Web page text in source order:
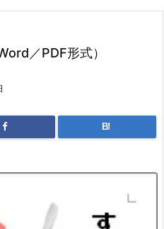
／PDF形式）
B!